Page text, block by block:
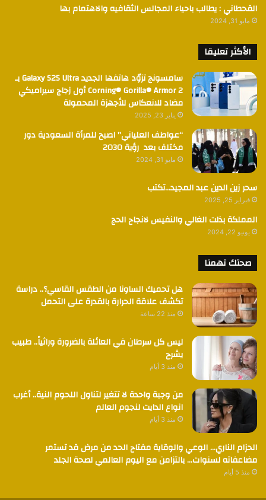
القحطاني : يطالب باحياء المجالس الثقافيه والاهتمام بها
مايو 31, 2024
الأكثر تعليقا
سامسونج تزوّد هاتفها الجديد Galaxy S25 Ultra بـ
Corning® Gorilla® Armor 2 أول زجاج سيراميكي
مضاد للانعكاس للأجهزة المحمولة
يناير 23, 2025
“عواطف العلياني” اصبح للمرأة السعودية دور
مختلف بعد رؤية 2030
مايو 31, 2024
سحر زين الدين عبد المجيد…تكتب
فبراير 25, 2025
المملكة بذلت الغالي والنفيس لانجاح الحج
يونيو 22, 2024
صحتك تهمنا
هل تحميك الساونا من الطقس القاسي؟.. دراسة
تكشف علاقة الحرارة بالقدرة على التحمل
منذ 22 ساعة
ليس كل سرطان في العائلة بالضرورة وراثياً.. طبيب
يشرح
منذ 3 أيام
من وجبة واحدة لا تتغير لتناول اللحوم النية.. أغرب
انواع الدايت لنجوم العالم
منذ 3 أيام
الحزام الناري… الوعي والوقاية مفتاح الحد من مرض قد تستمر
مضاعفاته لسنوات… بالتزامن مع اليوم العالمي لصحة الجلد
منذ 5 أيام